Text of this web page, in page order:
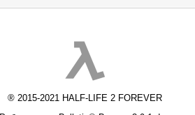
® 2015-2021 HALF-LIFE 2 FOREVER